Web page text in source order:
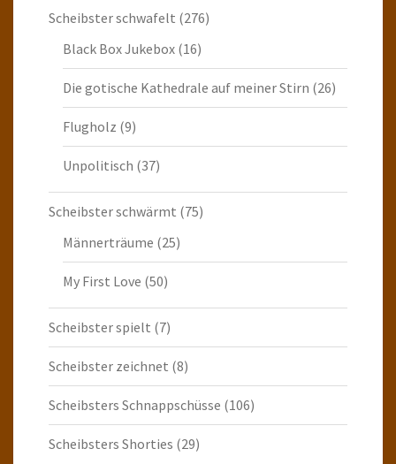
Scheibster schwafelt (276)
Black Box Jukebox (16)
Die gotische Kathedrale auf meiner Stirn (26)
Flugholz (9)
Unpolitisch (37)
Scheibster schwärmt (75)
Männerträume (25)
My First Love (50)
Scheibster spielt (7)
Scheibster zeichnet (8)
Scheibsters Schnappschüsse (106)
Scheibsters Shorties (29)